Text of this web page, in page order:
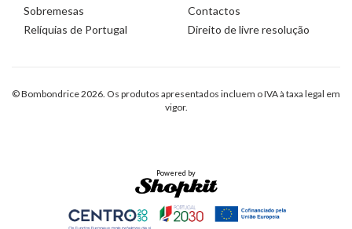
Sobremesas
Relíquias de Portugal
Contactos
Direito de livre resolução
© Bombondrice 2026. Os produtos apresentados incluem o IVA à taxa legal em
vigor.
Powered by